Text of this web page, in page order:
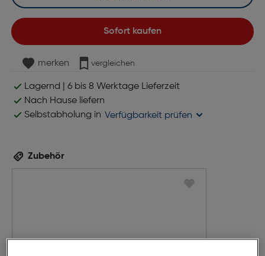
Sofort kaufen
merken vergleichen
Lagernd | 6 bis 8 Werktage Lieferzeit
Nach Hause liefern
Selbstabholung in Verfügbarkeit prüfen
Zubehör